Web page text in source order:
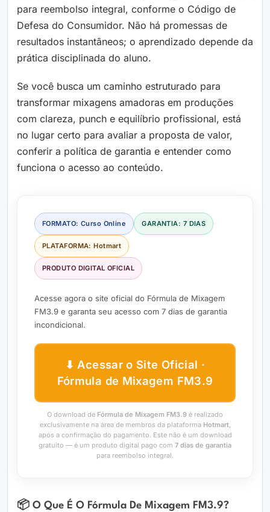
para reembolso integral, conforme o Código de
Defesa do Consumidor. Não há promessas de
resultados instantâneos; o aprendizado depende da
prática disciplinada do aluno.
Se você busca um caminho estruturado para
transformar mixagens amadoras em produções
com clareza, punch e equilíbrio profissional, está
no lugar certo para avaliar a proposta de valor,
conferir a política de garantia e entender como
funciona o acesso ao conteúdo.
FORMATO: Curso Online GARANTIA: 7 DIAS
PLATAFORMA: Hotmart
PRODUTO DIGITAL OFICIAL
Acesse agora o site oficial do Fórmula de Mixagem
FM3.9 e garanta seu acesso com 7 dias de garantia
incondicional.
⬇ Acessar o Site Oficial ·
Fórmula de Mixagem FM3.9
O download de Fórmula de Mixagem FM3.9 é realizado
exclusivamente na área de membros da plataforma Hotmart,
após a confirmação do pagamento. Este não é um download
gratuito — é um produto digital pago com 7 dias de garantia
para reembolso integral.
📦 O Que É O Fórmula De Mixagem FM3.9?